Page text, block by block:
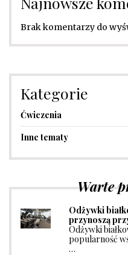
Brak komentarzy do
Kategorie
Ćwiczenia
Inne tematy
Warte
Odżywki
przynoszą
Odżywki
popularność
…